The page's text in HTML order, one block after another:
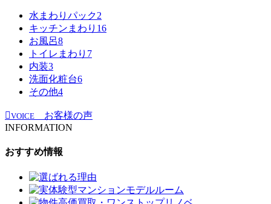
水まわりパック2
キッチンまわり 16
お風呂8
トイレまわり 7
内装3
洗面化粧台6
その他4
VOICE
お客様の声
INFORMATION
おすすめ情報